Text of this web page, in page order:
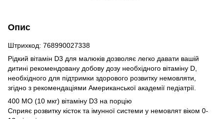
Опис
Штрихкод: 768990027338
Рідкий вітамін D3 для малюків дозволяє легко давати вашій
дитині рекомендовану добову дозу необхідного вітаміну D,
необхідного для підтримки здорового розвитку немовляти,
згідно з рекомендаціями Американської академії педіатрії.
400 МО (10 мкг) вітаміну D3 на порцію
Сприяє розвитку кісток та імунної системи у немовлят віком 0-